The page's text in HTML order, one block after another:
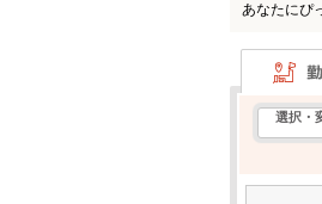
あなたにぴ
勤務地で検
選択・